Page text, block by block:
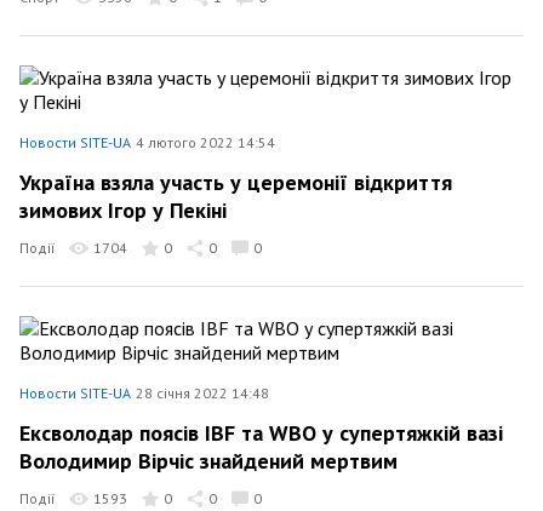
Новости SITE-UA 4 лютого 2022 14:54
Україна взяла участь у церемонії відкриття
зимових Ігор у Пекіні
Події 1704 0 0 0
Новости SITE-UA 28 січня 2022 14:48
Ексволодар поясів IBF та WBO у супертяжкій вазі
Володимир Вірчіс знайдений мертвим
Події 1593 0 0 0